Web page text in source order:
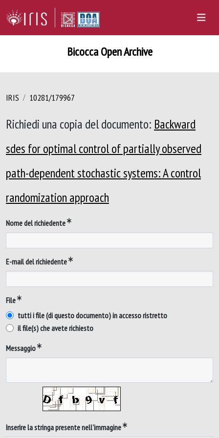
Bicocca Open Archive
IRIS 10281/179967
Richiedi una copia del documento: Backward
sdes for optimal control of partially observed
path-dependent stochastic systems: A control
randomization approach
Nome del richiedente
E-mail del richiedente
File
tutti i file (di questo documento) in accesso ristretto
il file(s) che avete richiesto
Messaggio
Inserire la stringa presente nell'immagine